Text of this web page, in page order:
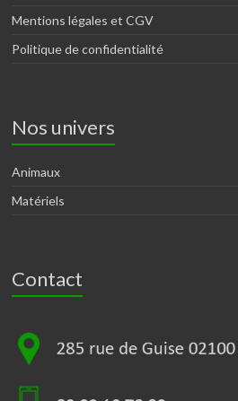
Mentions légales et CGV
Politique de confidentialité
Nos univers
Animaux
Matériels
Contact